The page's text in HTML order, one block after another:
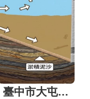
走讀烏溪百年治水智慧：臺中市大屯社區大學探索水利文資與科普教育